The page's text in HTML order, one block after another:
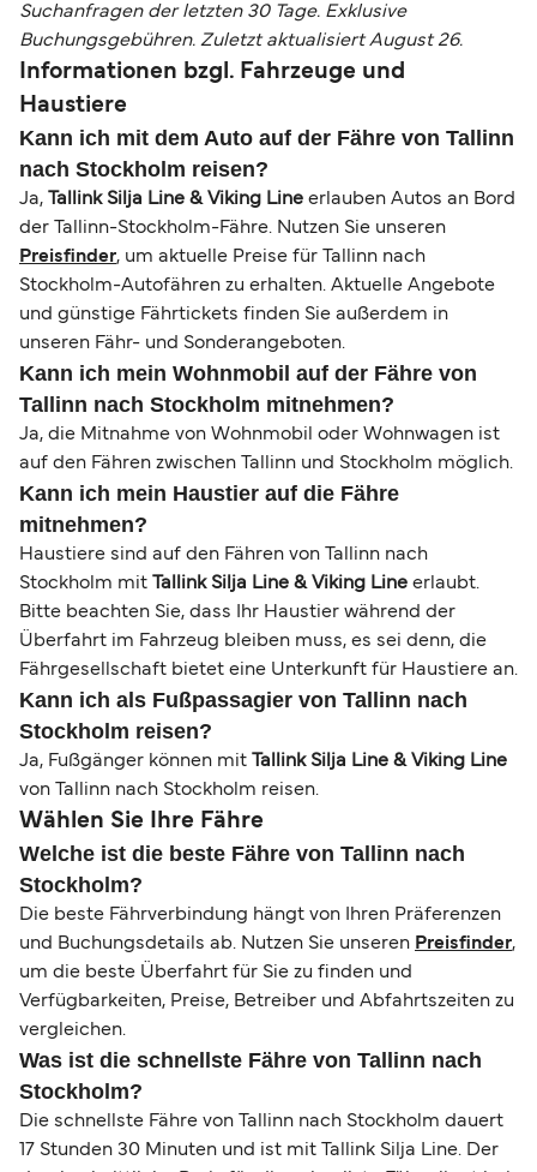
Suchanfragen der letzten 30 Tage. Exklusive
Buchungsgebühren. Zuletzt aktualisiert August 26.
Informationen bzgl. Fahrzeuge und
Haustiere
Kann ich mit dem Auto auf der Fähre von Tallinn
nach Stockholm reisen?
Ja, Tallink Silja Line & Viking Line erlauben Autos an Bord
der Tallinn-Stockholm-Fähre. Nutzen Sie unseren
Preisfinder, um aktuelle Preise für Tallinn nach
Stockholm-Autofähren zu erhalten. Aktuelle Angebote
und günstige Fährtickets finden Sie außerdem in
unseren Fähr- und Sonderangeboten.
Kann ich mein Wohnmobil auf der Fähre von
Tallinn nach Stockholm mitnehmen?
Ja, die Mitnahme von Wohnmobil oder Wohnwagen ist
auf den Fähren zwischen Tallinn und Stockholm möglich.
Kann ich mein Haustier auf die Fähre
mitnehmen?
Haustiere sind auf den Fähren von Tallinn nach
Stockholm mit
Tallink Silja Line & Viking Line erlaubt.
Bitte beachten Sie, dass Ihr Haustier während der
Überfahrt im Fahrzeug bleiben muss, es sei denn, die
Fährgesellschaft bietet eine Unterkunft für Haustiere an.
Kann ich als Fußpassagier von Tallinn nach
Stockholm reisen?
Ja, Fußgänger können mit
Tallink Silja Line & Viking Line
von Tallinn nach Stockholm reisen.
Wählen Sie Ihre Fähre
Welche ist die beste Fähre von Tallinn nach
Stockholm?
Die beste Fährverbindung hängt von Ihren Präferenzen
und Buchungsdetails ab. Nutzen Sie unseren Preisfinder,
um die beste Überfahrt für Sie zu finden und
Verfügbarkeiten, Preise, Betreiber und Abfahrtszeiten zu
vergleichen.
Was ist die schnellste Fähre von Tallinn nach
Stockholm?
Die schnellste Fähre von Tallinn nach Stockholm dauert
17 Stunden 30 Minuten und ist mit Tallink Silja Line. Der